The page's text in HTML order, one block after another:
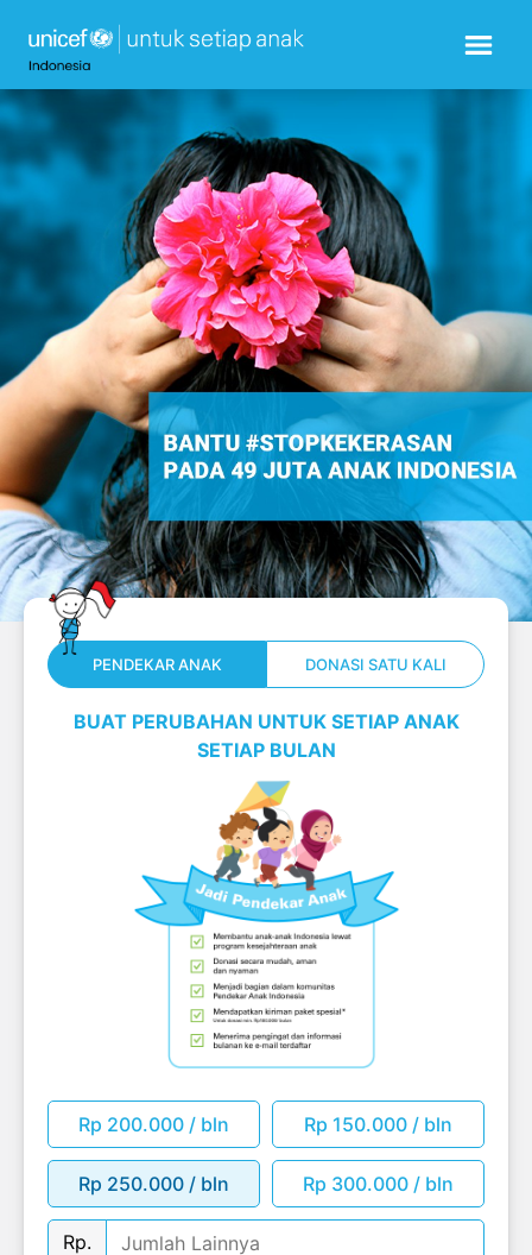
PENDEKAR ANAK DONASI SATU KALI
BUAT PERUBAHAN UNTUK SETIAP ANAK
SETIAP BULAN
Rp 200.000 / bln Rp 150.000 / bln
Rp 250.000 / bln Rp 300.000 / bln
Rp.